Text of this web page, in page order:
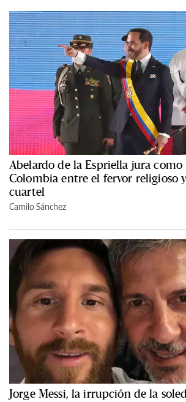
Abelardo de la Espriella jura
Colombia entre el fervor religioso
cuartel
Camilo Sánchez
Jorge Messi, la irrupción de la